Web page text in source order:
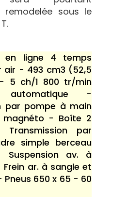
remodelée sous le
en ligne 4 temps
air - 493 cm3 (52,5
5 ch/1 800 tr/min
automatique -
par pompe à main
magnéto - Boîte 2
par
simple berceau
Suspension av. à
ar. à sangle et
650 x 65 - 60